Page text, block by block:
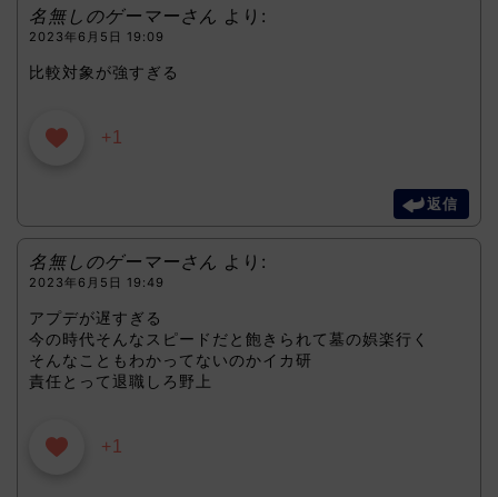
名無しのゲーマーさん より:
2023年6月5日 19:09
比較対象が強すぎる
+1
返信
名無しのゲーマーさん より:
2023年6月5日 19:49
アプデが遅すぎる
今の時代そんなスピードだと飽きられて墓の娯楽行く
そんなこともわかってないのかイカ研
責任とって退職しろ野上
+1